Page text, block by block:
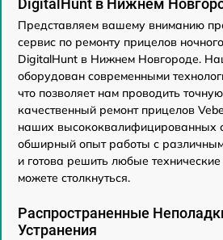
Представляем вашему вниманию
сервис по ремонту прицелов
DigitalHunt в Нижнем Новгороде.
оборудован современными
что позволяет нам проводить
качественный ремонт прицелов
наших высококвалифицированных
обширный опыт работы с
и готова решить любые
можете столкнуться.
Распространенные
Устранения